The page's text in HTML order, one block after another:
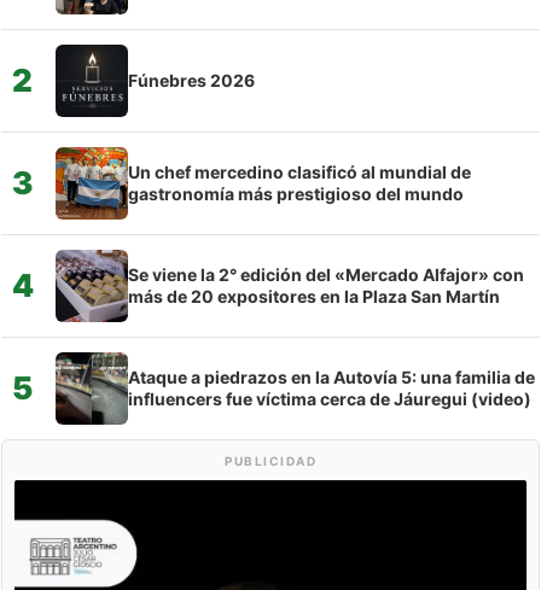
2 Fúnebres 2026
3
Un chef mercedino clasificó al mundial de
gastronomía más prestigioso del mundo
4
Se viene la 2° edición del «Mercado Alfajor» con
más de 20 expositores en la Plaza San Martín
5
Ataque a piedrazos en la Autovía 5: una familia de
influencers fue víctima cerca de Jáuregui (video)
PUBLICIDAD